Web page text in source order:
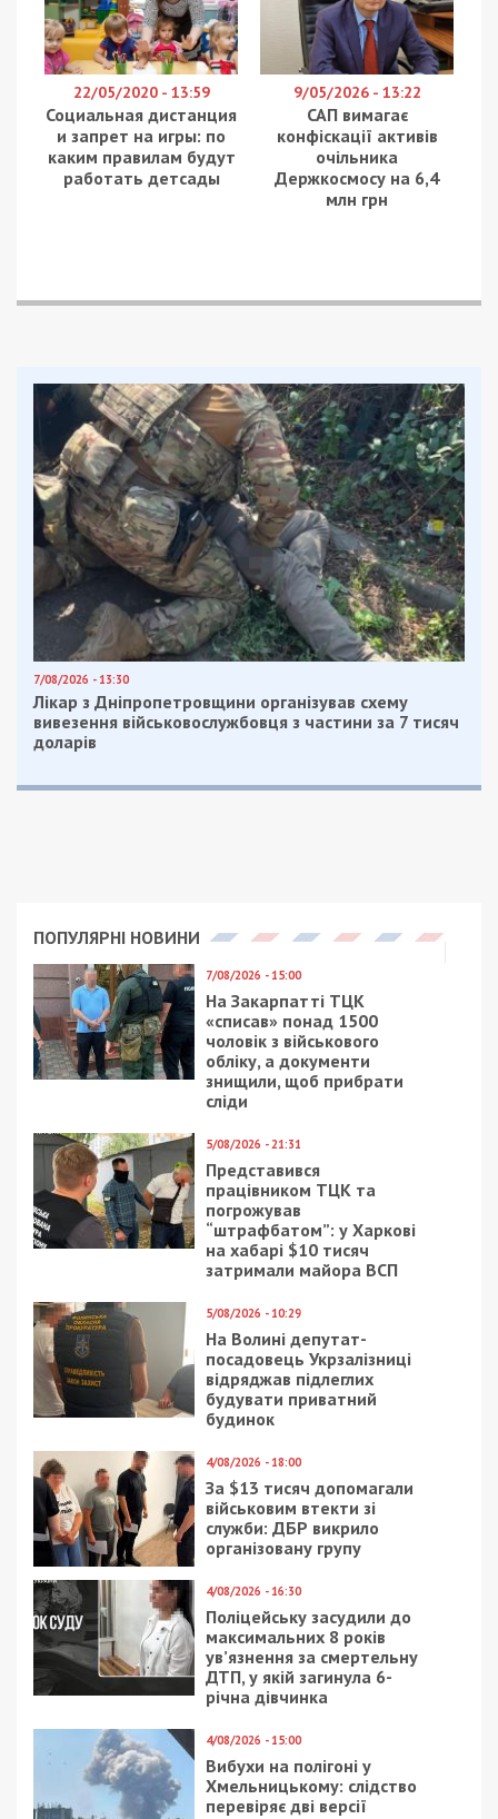
22/05/2020 - 13:59
Социальная дистанция
и запрет на игры: по
каким правилам будут
работать детсады
9/05/2026 - 13:22
САП вимагає
конфіскації активів
очільника
Держкосмосу на 6,4
млн грн
7/08/2026 - 13:30
Лікар з Дніпропетровщини організував схему
вивезення військовослужбовця з частини за 7 тисяч
доларів
ПОПУЛЯРНІ НОВИНИ
7/08/2026 - 15:00
На Закарпатті ТЦК
«списав» понад 1500
чоловік з військового
обліку, а документи
знищили, щоб прибрати
сліди
5/08/2026 - 21:31
Представився
працівником ТЦК та
погрожував
“штрафбатом”: у Харкові
на хабарі $10 тисяч
затримали майора ВСП
5/08/2026 - 10:29
На Волині депутат-
посадовець Укрзалізниці
відряджав підлеглих
будувати приватний
будинок
4/08/2026 - 18:00
За $13 тисяч допомагали
військовим втекти зі
служби: ДБР викрило
організовану групу
4/08/2026 - 16:30
Поліцейську засудили до
максимальних 8 років
ув’язнення за смертельну
ДТП, у якій загинула 6-
річна дівчинка
4/08/2026 - 15:00
Вибухи на полігоні у
Хмельницькому: слідство
перевіряє дві версії